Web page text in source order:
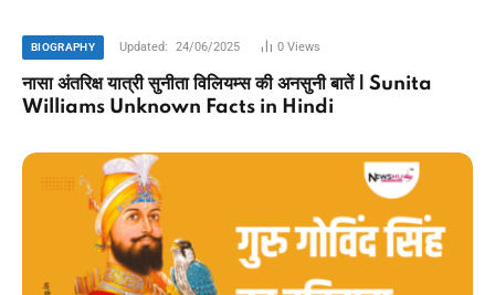
BIOGRAPHY Updated: 24/06/2025 0Views
नासा अंतरिक्ष यात्री सुनीता विलियम्स की अनसुनी बातें | Sunita
Williams Unknown Facts in Hindi